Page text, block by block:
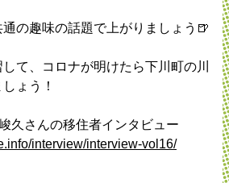
の趣味の話題で上がりましょう🍺
て、コロナが明けたら下川町の川
ょう！
久さんの移住者インタビュー
interview/interview-vol16/